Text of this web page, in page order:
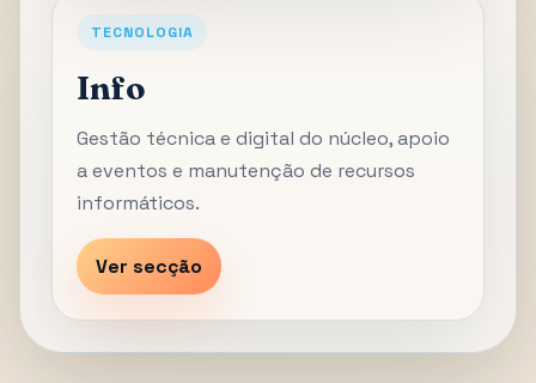
TECNOLOGIA
Info
Gestão técnica e digital do núcleo, apoio
a eventos e manutenção de recursos
informáticos.
Ver secção